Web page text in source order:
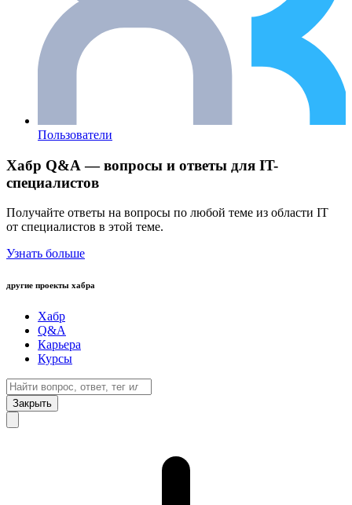
Пользователи
Хабр Q&A — вопросы и ответы для IT-
специалистов
Получайте ответы на вопросы по любой теме из области IT
от специалистов в этой теме.
Узнать больше
другие проекты хабра
Хабр
Q&A
Карьера
Курсы
Закрыть